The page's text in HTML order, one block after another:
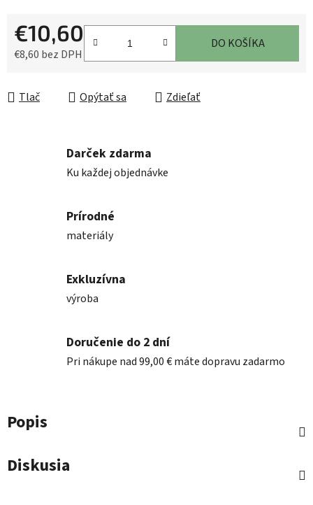
€10,60
€8,60 bez DPH
DO KOŠÍKA
Tlač Opýtať sa Zdieľať
Darček zdarma
Ku každej objednávke
Prírodné
materiály
Exkluzívna
výroba
Doručenie do 2 dní
Pri nákupe nad 99,00 € máte dopravu zadarmo
Popis
Diskusia